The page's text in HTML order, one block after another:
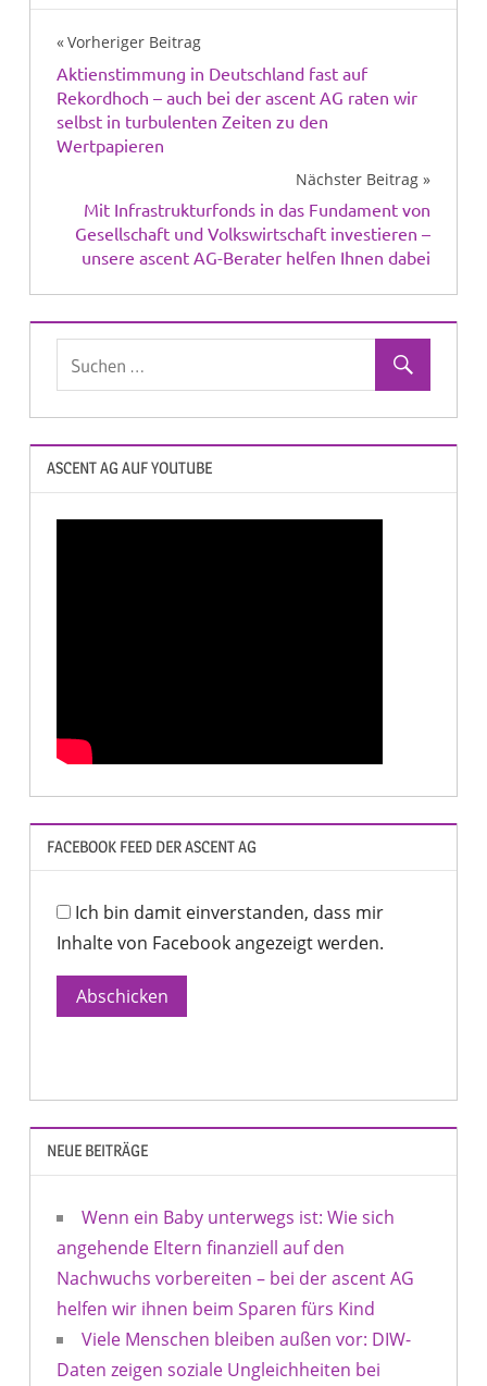
Beitragsnavigation
Vorheriger Beitrag
Aktienstimmung in Deutschland fast auf
Rekordhoch – auch bei der ascent AG raten wir
selbst in turbulenten Zeiten zu den
Wertpapieren
Nächster Beitrag
Mit Infrastrukturfonds in das Fundament von
Gesellschaft und Volkswirtschaft investieren –
unsere ascent AG-Berater helfen Ihnen dabei
ASCENT AG AUF YOUTUBE
FACEBOOK FEED DER ASCENT AG
Ich bin damit einverstanden, dass mir
Inhalte von Facebook angezeigt werden.
Abschicken
NEUE BEITRÄGE
Wenn ein Baby unterwegs ist: Wie sich
angehende Eltern finanziell auf den
Nachwuchs vorbereiten – bei der ascent AG
helfen wir ihnen beim Sparen fürs Kind
Viele Menschen bleiben außen vor: DIW-
Daten zeigen soziale Ungleichheiten bei